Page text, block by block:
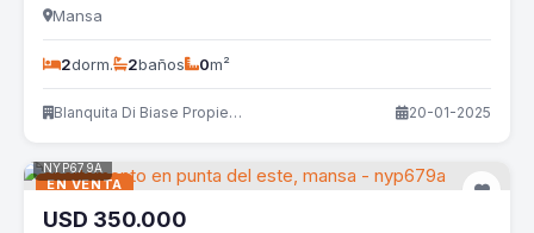
Mansa
2dorm. 2baños 0m²
Blanquita Di Biase Propiedades 20-01-2025
EN VENTA
NYP679A
USD 350.000